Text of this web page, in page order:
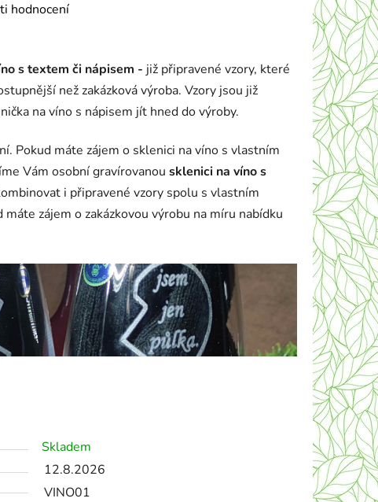
hodnocení
s textem či nápisem - již připravené vzory, které
než zakázková výroba. Vzory jsou již
na víno s nápisem jít hned do výroby.
Pokud máte zájem o sklenici na víno s vlastním
Vám osobní gravírovanou sklenici na víno s
i připravené vzory spolu s vlastním
zájem o zakázkovou výrobu na míru nabídku
Skladem
12.8.2026
VINO01